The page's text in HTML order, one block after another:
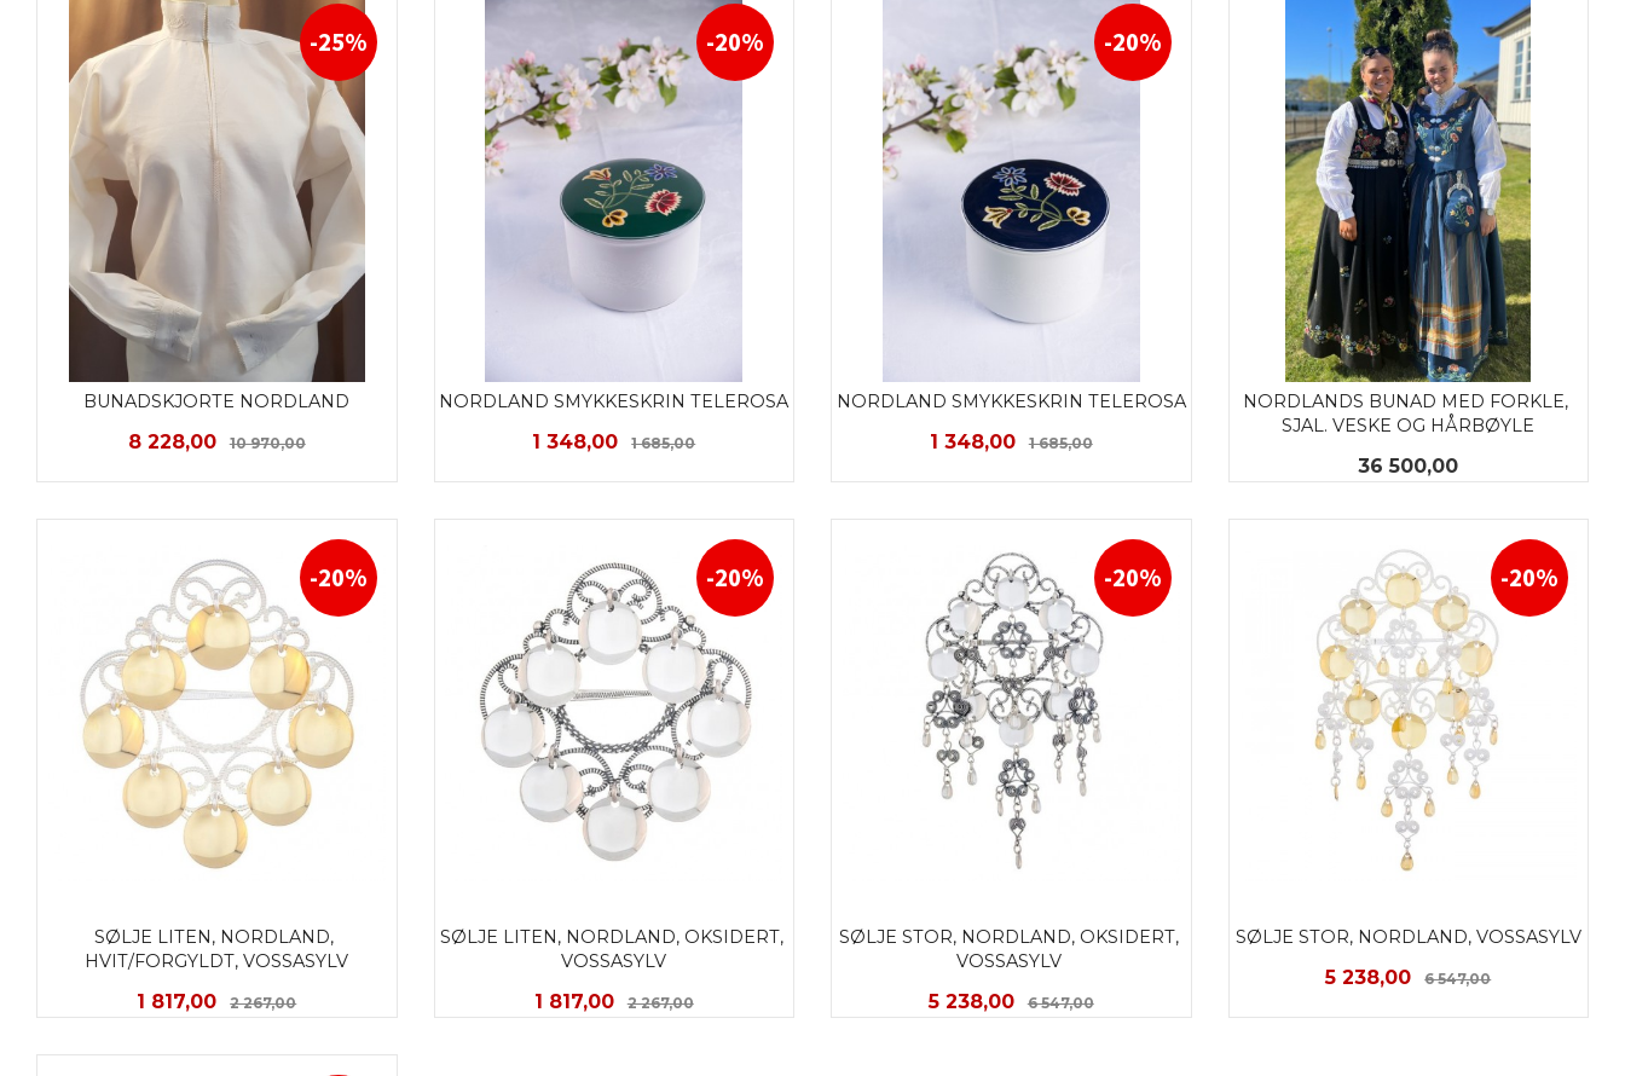
BUNADSKJORTE NORDLAND
Tilbud
8 228,00 10 970,00Rabatt
-25%
NORDLAND SMYKKESKRIN TELEROSA
Tilbud
1 348,00 1 685,00Rabatt
-20%
NORDLAND SMYKKESKRIN TELEROSA
Tilbud
1 348,00 1 685,00Rabatt
-20%
NORDLANDS BUNAD MED FORKLE,
SJAL. VESKE OG HÅRBØYLE
Pris
36 500,00
SØLJE LITEN, NORDLAND,
HVIT/FORGYLDT, VOSSASYLV
Tilbud
1 817,00 2 267,00Rabatt
-20%
SØLJE LITEN, NORDLAND, OKSIDERT,
VOSSASYLV
Tilbud
1 817,00 2 267,00Rabatt
-20%
SØLJE STOR, NORDLAND, OKSIDERT,
VOSSASYLV
Tilbud
5 238,00 6 547,00Rabatt
-20%
SØLJE STOR, NORDLAND, VOSSASYLV
Tilbud
5 238,00 6 547,00Rabatt
-20%